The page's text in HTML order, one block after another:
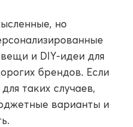
но
и DIY-идеи для
брендов. Если
таких случаев,
варианты и